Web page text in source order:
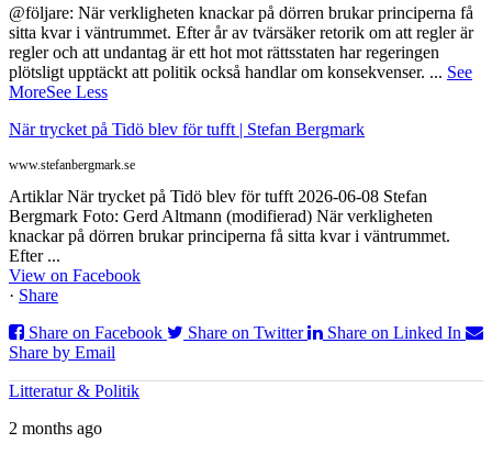
@följare: När verkligheten knackar på dörren brukar principerna få
sitta kvar i väntrummet. Efter år av tvärsäker retorik om att regler är
regler och att undantag är ett hot mot rättsstaten har regeringen
plötsligt upptäckt att politik också handlar om konsekvenser. ... See
MoreSee Less
När trycket på Tidö blev för tufft | Stefan Bergmark
www.stefanbergmark.se
Artiklar När trycket på Tidö blev för tufft 2026-06-08 Stefan
Bergmark Foto: Gerd Altmann (modifierad) När verkligheten
knackar på dörren brukar principerna få sitta kvar i väntrummet.
Efter ...
View on Facebook
· Share
Share on Facebook
Share on Twitter
Share on Linked In
Share by Email
Litteratur & Politik
2 months ago